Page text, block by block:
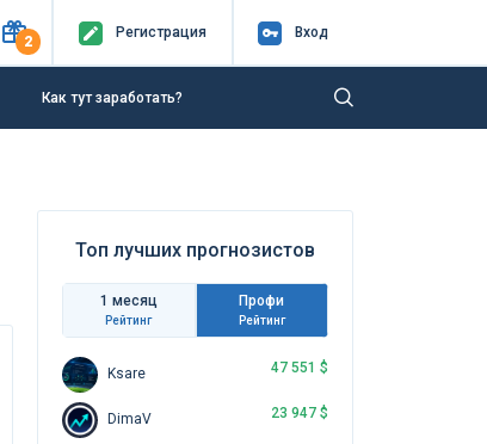
2
Регистрация Вход
Как тут заработать?
Топ лучших прогнозистов
1 месяц
Рейтинг
Профи
Рейтинг
Ksare 47 551 $
DimaV 23 947 $